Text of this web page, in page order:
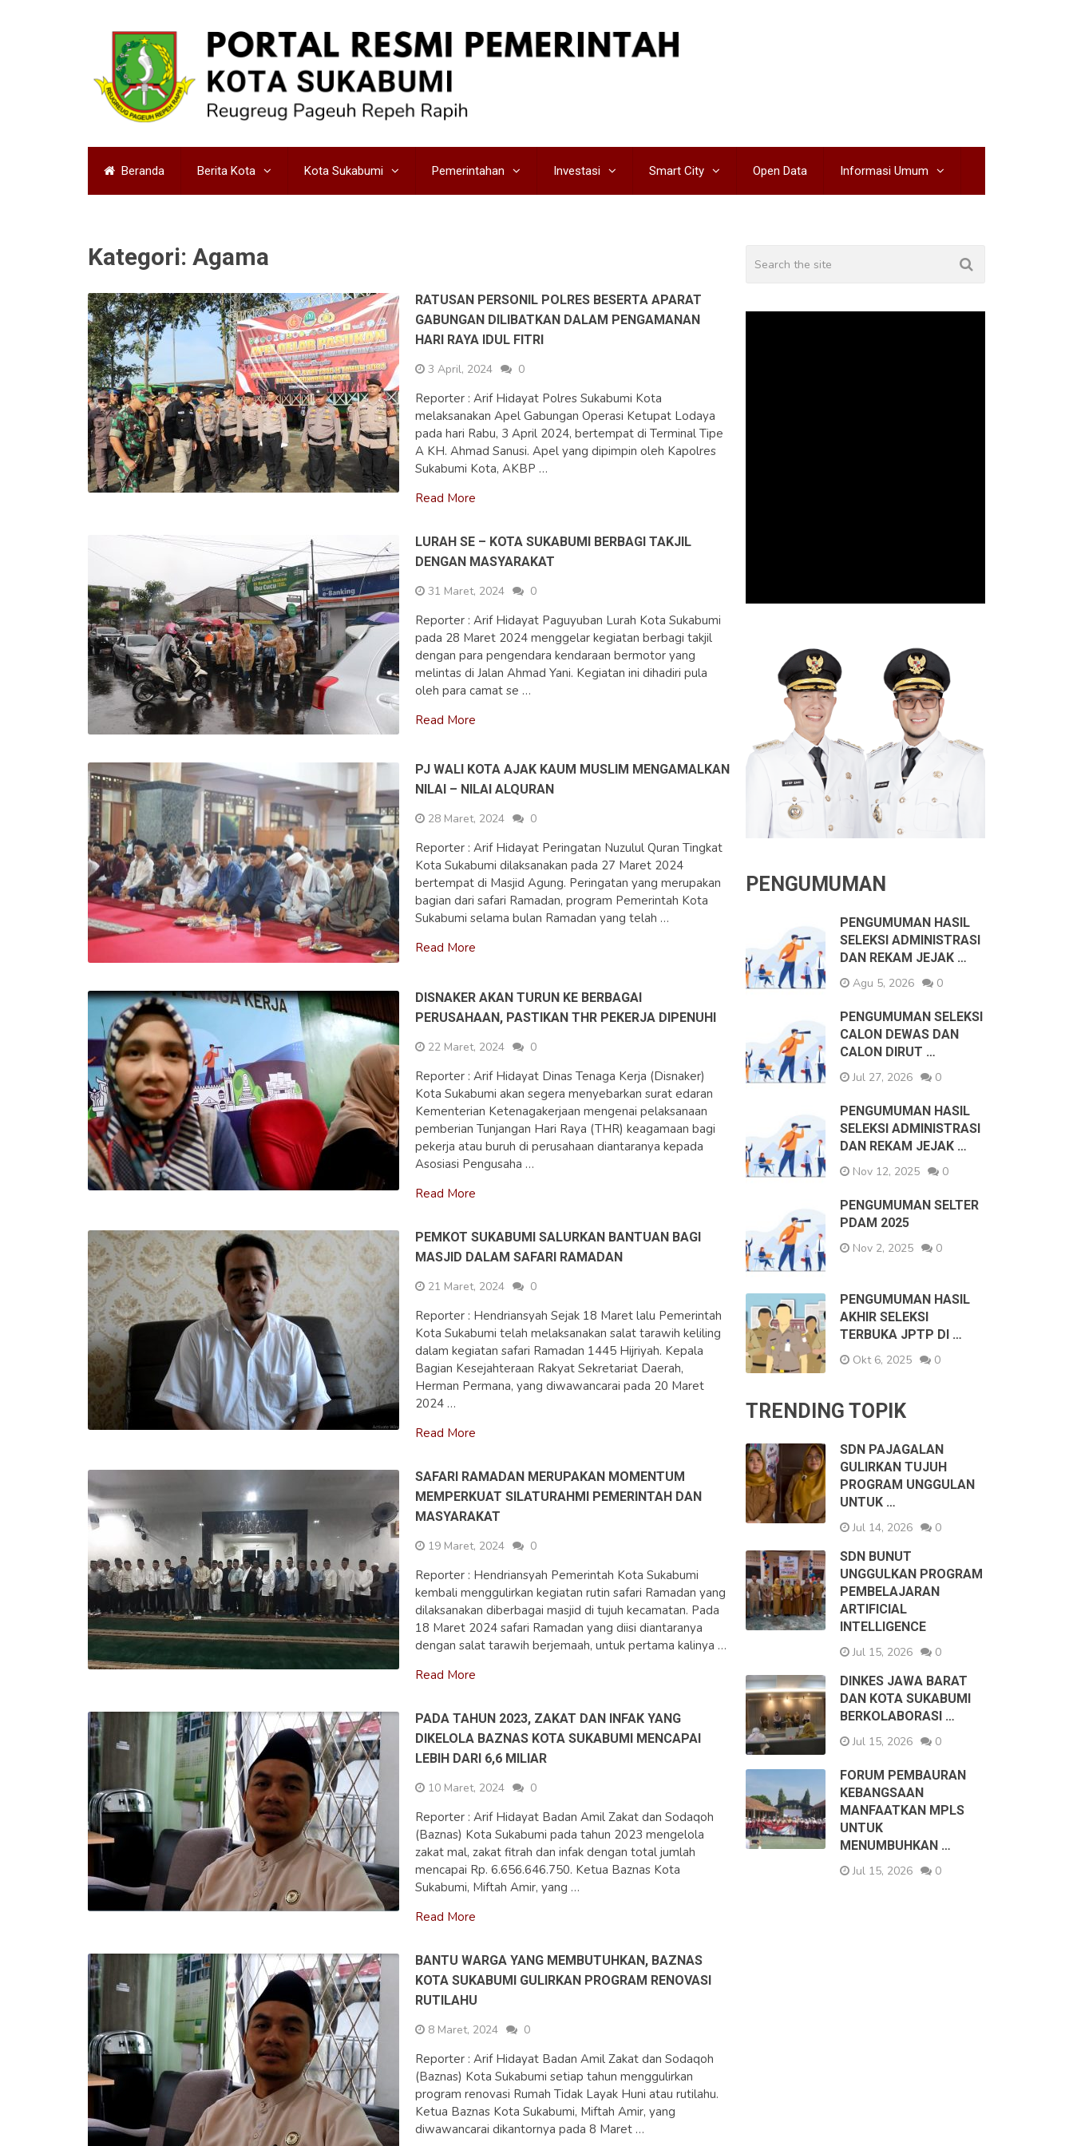
Beranda Berita Kota Kota Sukabumi Pemerintahan Investasi Smart City Open Data Informasi Umum
Kategori: Agama
RATUSAN PERSONIL POLRES BESERTA APARAT
GABUNGAN DILIBATKAN DALAM PENGAMANAN
HARI RAYA IDUL FITRI
3 April, 2024
0
Reporter : Arif Hidayat Polres Sukabumi Kota
melaksanakan Apel Gabungan Operasi Ketupat Lodaya
pada hari Rabu, 3 April 2024, bertempat di Terminal Tipe
A KH. Ahmad Sanusi. Apel yang dipimpin oleh Kapolres
Sukabumi Kota, AKBP …
Read More
LURAH SE – KOTA SUKABUMI BERBAGI TAKJIL
DENGAN MASYARAKAT
31 Maret, 2024
0
Reporter : Arif Hidayat Paguyuban Lurah Kota Sukabumi
pada 28 Maret 2024 menggelar kegiatan berbagi takjil
dengan para pengendara kendaraan bermotor yang
melintas di Jalan Ahmad Yani. Kegiatan ini dihadiri pula
oleh para camat se …
Read More
PJ WALI KOTA AJAK KAUM MUSLIM MENGAMALKAN
NILAI – NILAI ALQURAN
28 Maret, 2024
0
Reporter : Arif Hidayat Peringatan Nuzulul Quran Tingkat
Kota Sukabumi dilaksanakan pada 27 Maret 2024
bertempat di Masjid Agung. Peringatan yang merupakan
bagian dari safari Ramadan, program Pemerintah Kota
Sukabumi selama bulan Ramadan yang telah …
Read More
DISNAKER AKAN TURUN KE BERBAGAI
PERUSAHAAN, PASTIKAN THR PEKERJA DIPENUHI
22 Maret, 2024
0
Reporter : Arif Hidayat Dinas Tenaga Kerja (Disnaker)
Kota Sukabumi akan segera menyebarkan surat edaran
Kementerian Ketenagakerjaan mengenai pelaksanaan
pemberian Tunjangan Hari Raya (THR) keagamaan bagi
pekerja atau buruh di perusahaan diantaranya kepada
Asosiasi Pengusaha …
Read More
PEMKOT SUKABUMI SALURKAN BANTUAN BAGI
MASJID DALAM SAFARI RAMADAN
21 Maret, 2024
0
Reporter : Hendriansyah Sejak 18 Maret lalu Pemerintah
Kota Sukabumi telah melaksanakan salat tarawih keliling
dalam kegiatan safari Ramadan 1445 Hijriyah. Kepala
Bagian Kesejahteraan Rakyat Sekretariat Daerah,
Herman Permana, yang diwawancarai pada 20 Maret
2024 …
Read More
SAFARI RAMADAN MERUPAKAN MOMENTUM
MEMPERKUAT SILATURAHMI PEMERINTAH DAN
MASYARAKAT
19 Maret, 2024
0
Reporter : Hendriansyah Pemerintah Kota Sukabumi
kembali menggulirkan kegiatan rutin safari Ramadan yang
dilaksanakan diberbagai masjid di tujuh kecamatan. Pada
18 Maret 2024 safari Ramadan yang diisi diantaranya
dengan salat tarawih berjemaah, untuk pertama kalinya …
Read More
PADA TAHUN 2023, ZAKAT DAN INFAK YANG
DIKELOLA BAZNAS KOTA SUKABUMI MENCAPAI
LEBIH DARI 6,6 MILIAR
10 Maret, 2024
0
Reporter : Arif Hidayat Badan Amil Zakat dan Sodaqoh
(Baznas) Kota Sukabumi pada tahun 2023 mengelola
zakat mal, zakat fitrah dan infak dengan total jumlah
mencapai Rp. 6.656.646.750. Ketua Baznas Kota
Sukabumi, Miftah Amir, yang …
Read More
BANTU WARGA YANG MEMBUTUHKAN, BAZNAS
KOTA SUKABUMI GULIRKAN PROGRAM RENOVASI
RUTILAHU
8 Maret, 2024
0
Reporter : Arif Hidayat Badan Amil Zakat dan Sodaqoh
(Baznas) Kota Sukabumi setiap tahun menggulirkan
program renovasi Rumah Tidak Layak Huni atau rutilahu.
Ketua Baznas Kota Sukabumi, Miftah Amir, yang
diwawancarai dikantornya pada 8 Maret …
PENGUMUMAN
PENGUMUMAN HASIL
SELEKSI ADMINISTRASI
DAN REKAM JEJAK …
Agu 5, 2026
0
PENGUMUMAN SELEKSI
CALON DEWAS DAN
CALON DIRUT …
Jul 27, 2026
0
PENGUMUMAN HASIL
SELEKSI ADMINISTRASI
DAN REKAM JEJAK …
Nov 12, 2025
0
PENGUMUMAN SELTER
PDAM 2025
Nov 2, 2025
0
PENGUMUMAN HASIL
AKHIR SELEKSI
TERBUKA JPTP DI …
Okt 6, 2025
0
TRENDING TOPIK
SDN PAJAGALAN
GULIRKAN TUJUH
PROGRAM UNGGULAN
UNTUK …
Jul 14, 2026
0
SDN BUNUT
UNGGULKAN PROGRAM
PEMBELAJARAN
ARTIFICIAL
INTELLIGENCE
Jul 15, 2026
0
DINKES JAWA BARAT
DAN KOTA SUKABUMI
BERKOLABORASI …
Jul 15, 2026
0
FORUM PEMBAURAN
KEBANGSAAN
MANFAATKAN MPLS
UNTUK
MENUMBUHKAN …
Jul 15, 2026
0